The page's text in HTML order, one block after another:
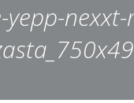
yepp-